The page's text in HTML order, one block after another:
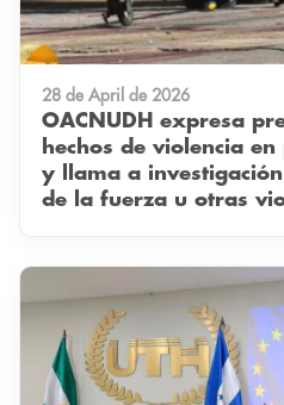
28 de April de 2026
OACNUDH expresa
hechos de violencia
y llama a
de la fuerza u otras